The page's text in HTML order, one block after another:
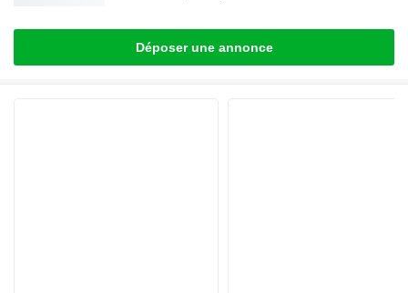
Déposer une annonce